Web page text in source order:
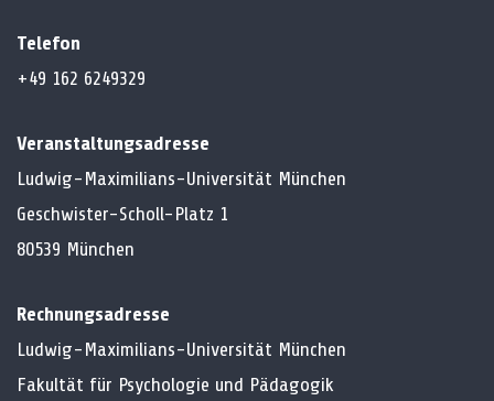
Telefon
+49 162 6249329
Veranstaltungsadresse
Ludwig-Maximilians-Universität München
Geschwister-Scholl-Platz 1
80539 München
Rechnungsadresse
Ludwig-Maximilians-Universität München
Fakultät für Psychologie und Pädagogik